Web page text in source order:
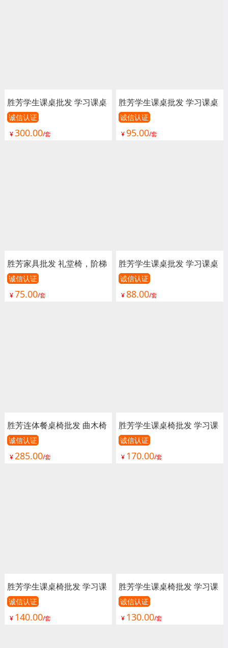
胜芳学生课桌批发 学习课桌
培训课桌 培训班课桌 单人
课桌 辅导班课桌 可升降学
诚信认证
¥300.00/套
胜芳学生课桌批发 学习课桌
培训课桌 培训班课桌 单人
课桌 辅导班课桌 可升降学
诚信认证
¥ 95.00/套
胜芳家具批发 礼堂椅，阶梯
椅，排椅，剧院椅，连排
椅，联排椅，报告厅椅子，
诚信认证
¥75.00/套
胜芳学生课桌批发 学习课桌
培训课桌 培训班课桌 单人
课桌 辅导班课桌 可升降学
诚信认证
¥88.00/套
胜芳连体餐桌椅批发 曲木椅
分体餐桌椅 肯德基餐桌椅
不锈钢挂凳桌 饭店 小吃店
诚信认证
¥285.00/套
胜芳学生课桌椅批发 学习课
桌 培训课桌 培训班课桌 单
人课桌 辅导班课桌 学生课
诚信认证
¥ 170.00/套
胜芳学生课桌椅批发 学习课
桌 培训课桌 培训班课桌 单
人课桌 辅导班课桌 学生课
诚信认证
¥ 140.00/套
胜芳学生课桌椅批发 学习课
桌 培训课桌 培训班课桌 单
人课桌 辅导班课桌 学生课
诚信认证
¥ 130.00/套